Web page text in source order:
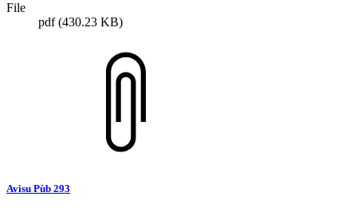
File
pdf(430.23 KB)
Avisu Pùb 293